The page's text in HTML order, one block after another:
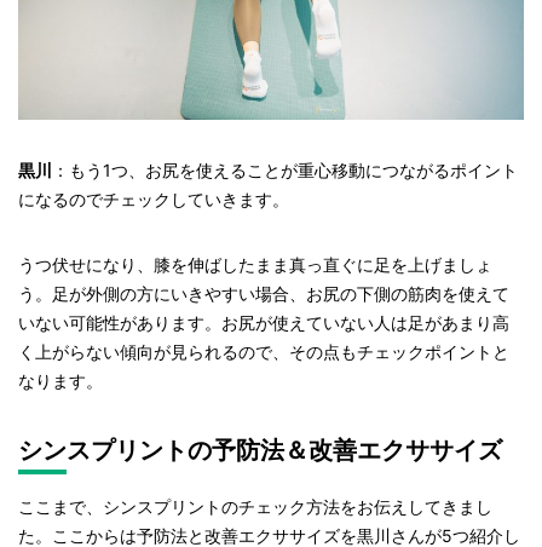
黒川
：もう1つ、お尻を使えることが重心移動につながるポイント
になるのでチェックしていきます。
うつ伏せになり、膝を伸ばしたまま真っ直ぐに足を上げましょ
う。足が外側の方にいきやすい場合、お尻の下側の筋肉を使えて
いない可能性があります。お尻が使えていない人は足があまり高
く上がらない傾向が見られるので、その点もチェックポイントと
なります。
シンスプリントの予防法＆改善エクササイズ
ここまで、シンスプリントのチェック方法をお伝えしてきまし
た。ここからは予防法と改善エクササイズを黒川さんが5つ紹介し